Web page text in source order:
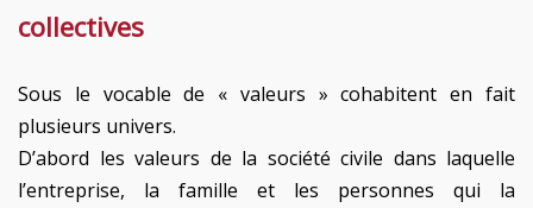
collectives
Sous le vocable de « valeurs » cohabitent en fait
plusieurs univers.
D’abord les valeurs de la société civile dans laquelle
l’entreprise, la famille et les personnes qui la